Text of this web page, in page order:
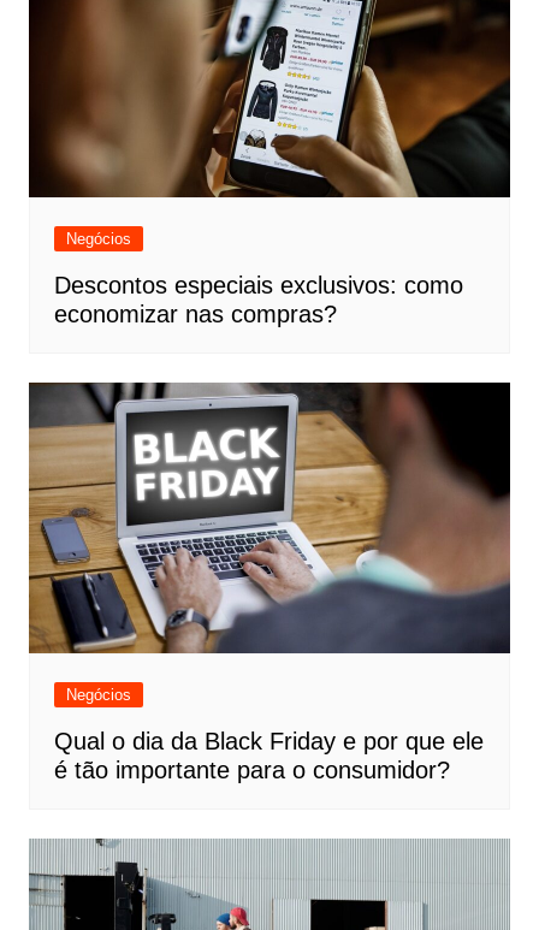
Negócios
Descontos especiais exclusivos: como
economizar nas compras?
Negócios
Qual o dia da Black Friday e por que ele
é tão importante para o consumidor?